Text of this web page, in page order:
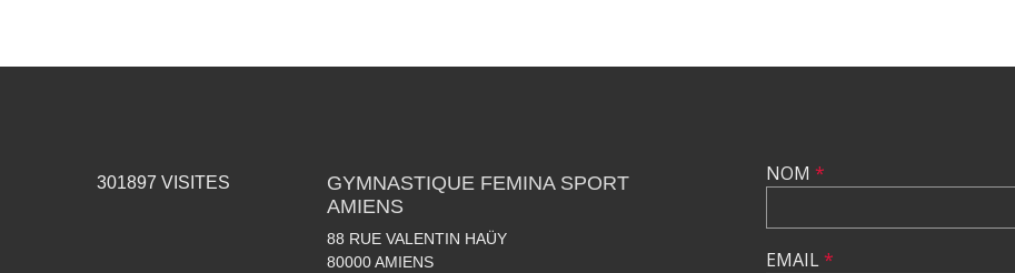
301897 VISITES
GYMNASTIQUE FEMINA SPORT
AMIENS
88 RUE VALENTIN HAÜY
80000AMIENS
NOM *
EMAIL*